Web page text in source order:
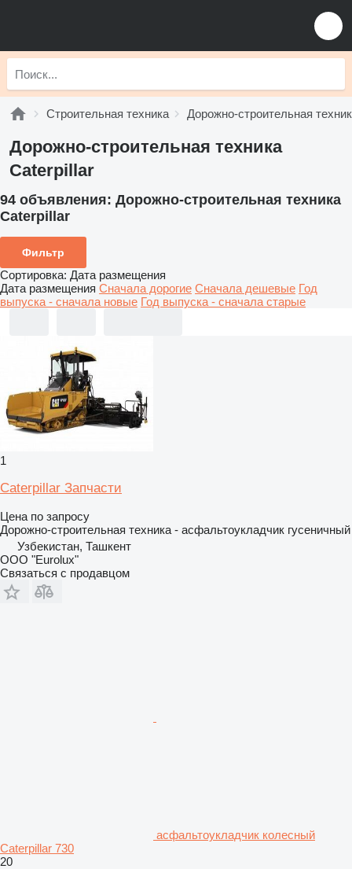
Строительная техника Дорожно-строительная
Дорожно-строительная техника
Caterpillar
94 объявления: Дорожно-строительная техника
Caterpillar
Фильтр
Сортировка: Дата размещения
Дата размещения Сначала дорогие Сначала дешевые Год
выпуска - сначала новые Год выпуска - сначала старые
1
Caterpillar Запчасти
Цена по запросу
Дорожно-строительная техника - асфальтоукладчик гусеничный
Узбекистан, Ташкент
ООО "Eurolux"
Связаться с продавцом
асфальтоукладчик колесный
Caterpillar 730
20